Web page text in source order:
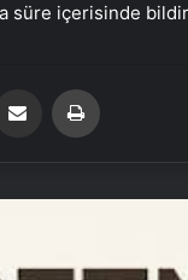
süre içerisinde
Email'den paylaş